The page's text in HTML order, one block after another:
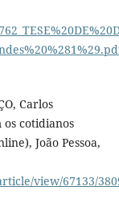
Carlos
cotidianos
João Pessoa,
view/67133/